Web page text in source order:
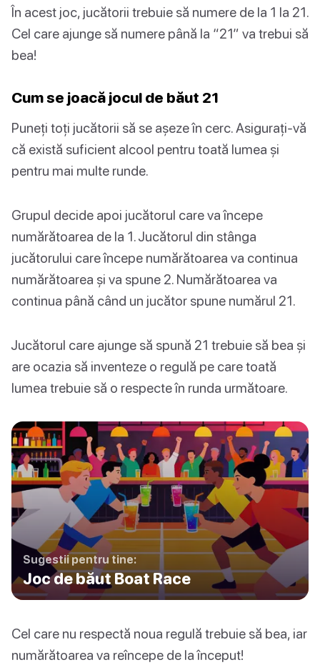
În acest joc, jucătorii trebuie să numere de la 1 la 21.
Cel care ajunge să numere până la “21” va trebui să
bea!
Cum se joacă jocul de băut 21
Puneți toți jucătorii să se așeze în cerc. Asigurați-vă
că există suficient alcool pentru toată lumea și
pentru mai multe runde.
Grupul decide apoi jucătorul care va începe
numărătoarea de la 1. Jucătorul din stânga
jucătorului care începe numărătoarea va continua
numărătoarea și va spune 2. Numărătoarea va
continua până când un jucător spune numărul 21.
Jucătorul care ajunge să spună 21 trebuie să bea și
are ocazia să inventeze o regulă pe care toată
lumea trebuie să o respecte în runda următoare.
Sugestii pentru tine:
Joc de băut Boat Race
Cel care nu respectă noua regulă trebuie să bea, iar
numărătoarea va reîncepe de la început!